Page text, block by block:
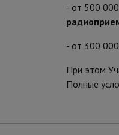
- от 500
- от 300
При этом
Полные